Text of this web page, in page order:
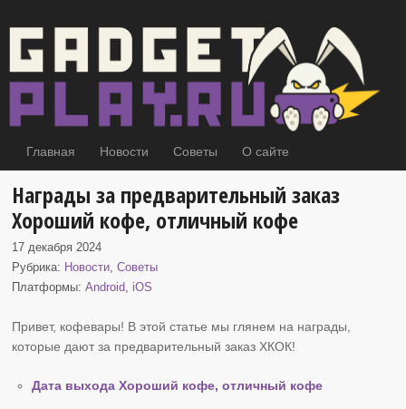
Главная Новости Советы О сайте
Награды за предварительный заказ
Хороший кофе, отличный кофе
17 декабря 2024
Рубрика: Новости,Советы
Платформы:Android, iOS
Привет, кофевары! В этой статье мы глянем на награды,
которые дают за предварительный заказ ХКОК!
Дата выхода Хороший кофе, отличный кофе